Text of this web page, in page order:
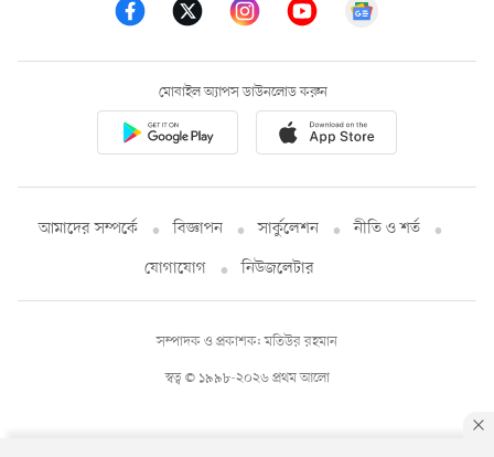
মোবাইল অ্যাপস ডাউনলোড করুন
আমাদের সম্পর্কে বিজ্ঞাপন সার্কুলেশন
নীতি ও শর্ত
যোগাযোগ
নিউজলেটার
স্বত্ব © ১৯৯৮-২০২৬ প্রথম আলো
সম্পাদক ও প্রকাশক: মতিউর রহমান